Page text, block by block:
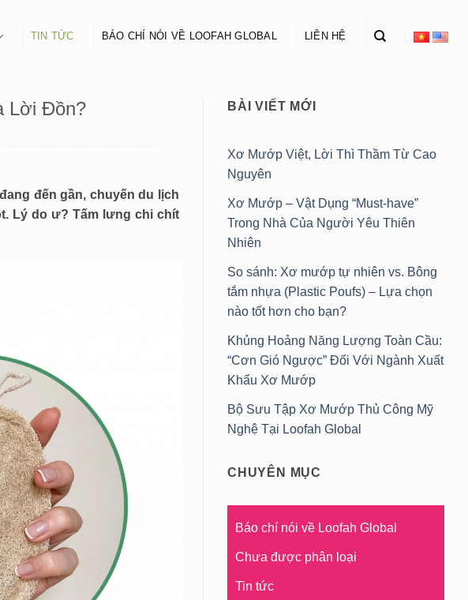
TIN TỨC BÁO CHÍ NÓI VỀ LOOFAH GLOBAL LIÊN HỆ
Lời Đồn?
đến gần, chuyến du lịch
Lý do ư? Tấm lưng chi chít
BÀI VIẾT MỚI
Xơ Mướp Việt, Lời Thì Thầm Từ Cao
Nguyên
Xơ Mướp – Vật Dụng “Must-have”
Trong Nhà Của Người Yêu Thiên
Nhiên
So sánh: Xơ mướp tự nhiên vs. Bông
tắm nhựa (Plastic Poufs) – Lựa chọn
nào tốt hơn cho bạn?
Khủng Hoảng Năng Lượng Toàn Cầu:
“Cơn Gió Ngược” Đối Với Ngành Xuất
Khẩu Xơ Mướp
Bộ Sưu Tập Xơ Mướp Thủ Công Mỹ
Nghệ Tại Loofah Global
CHUYÊN MỤC
Báo chí nói về Loofah Global
Chưa được phân loại
Tin tức